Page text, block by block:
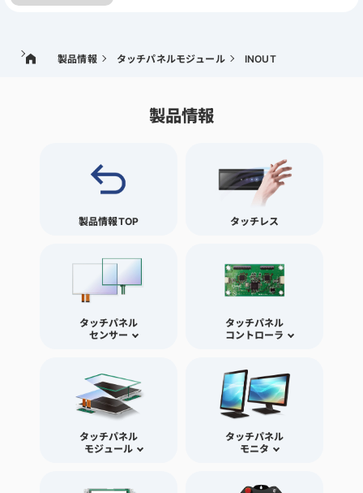
製品情報 タッチパネルモジュール INOUT
製品情報
製品情報TOP タッチレス
タッチパネル
センサー
タッチパネル
コントローラ
タッチパネル
モジュール
タッチパネル
モニタ